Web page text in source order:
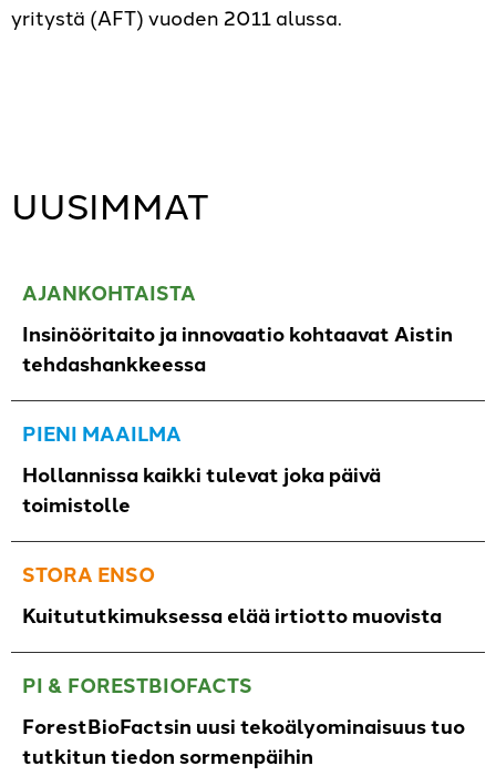
yritystä (AFT) vuoden 2011 alussa.
UUSIMMAT
AJANKOHTAISTA
Insinööritaito ja innovaatio kohtaavat Aistin
tehdashankkeessa
PIENI MAAILMA
Hollannissa kaikki tulevat joka päivä
toimistolle
STORA ENSO
Kuitututkimuksessa elää irtiotto muovista
PI & FORESTBIOFACTS
ForestBioFactsin uusi tekoälyominaisuus tuo
tutkitun tiedon sormenpäihin